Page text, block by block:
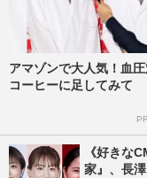
アマゾンで大人気！血
コーヒーに足してみて
《好きな
家』、長